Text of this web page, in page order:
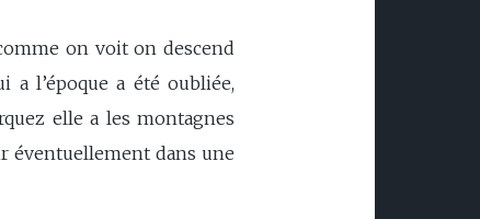
on voit on descend
a l’époque a été oubliée,
elle a les montagnes
éventuellement dans une